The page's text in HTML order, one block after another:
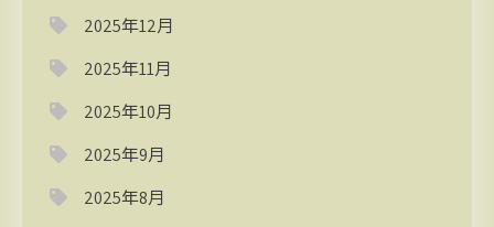
2025年12月
2025年11月
2025年10月
2025年9月
2025年8月